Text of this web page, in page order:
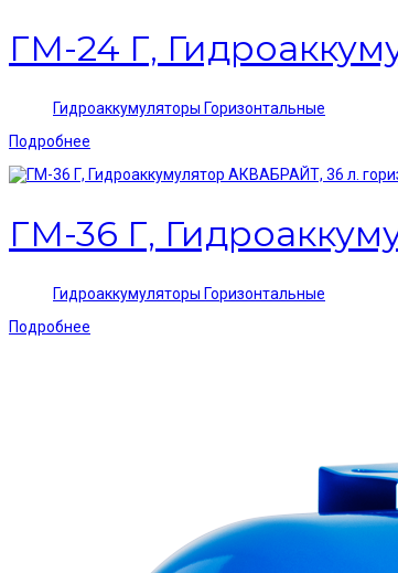
ГМ-24 Г,
Гидроаккумуляторы Горизонтальные
Подробнее
ГМ-36 Г,
Гидроаккумуляторы Горизонтальные
Подробнее